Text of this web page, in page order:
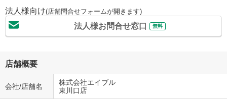
法人様向け(店舗問合せフォームが開きます)
法人様お問合せ窓口 無料
店舗概要
会社/店舗名
株式会社エイブル
東川口店